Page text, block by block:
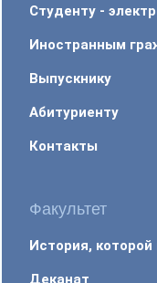
Студенту -
Иностранным
Выпускнику
Абитуриенту
Контакты
Факультет
История,
Деканат